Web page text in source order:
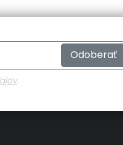
Odoberať
.